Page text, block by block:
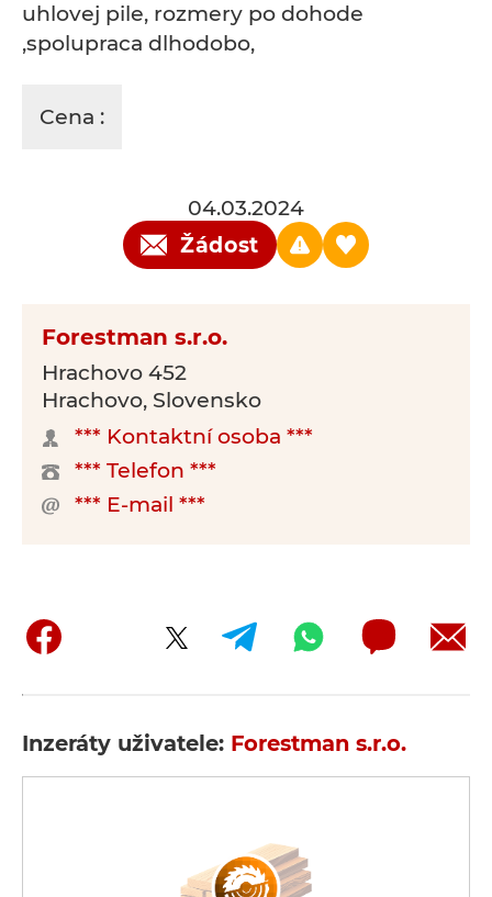
uhlovej pile, rozmery po dohode
,spolupraca dlhodobo,
Cena :
04.03.2024
Žádost
Forestman s.r.o.
Hrachovo 452
Hrachovo, Slovensko
*** Kontaktní osoba ***
*** Telefon ***
*** E-mail ***
Inzeráty uživatele: Forestman s.r.o.